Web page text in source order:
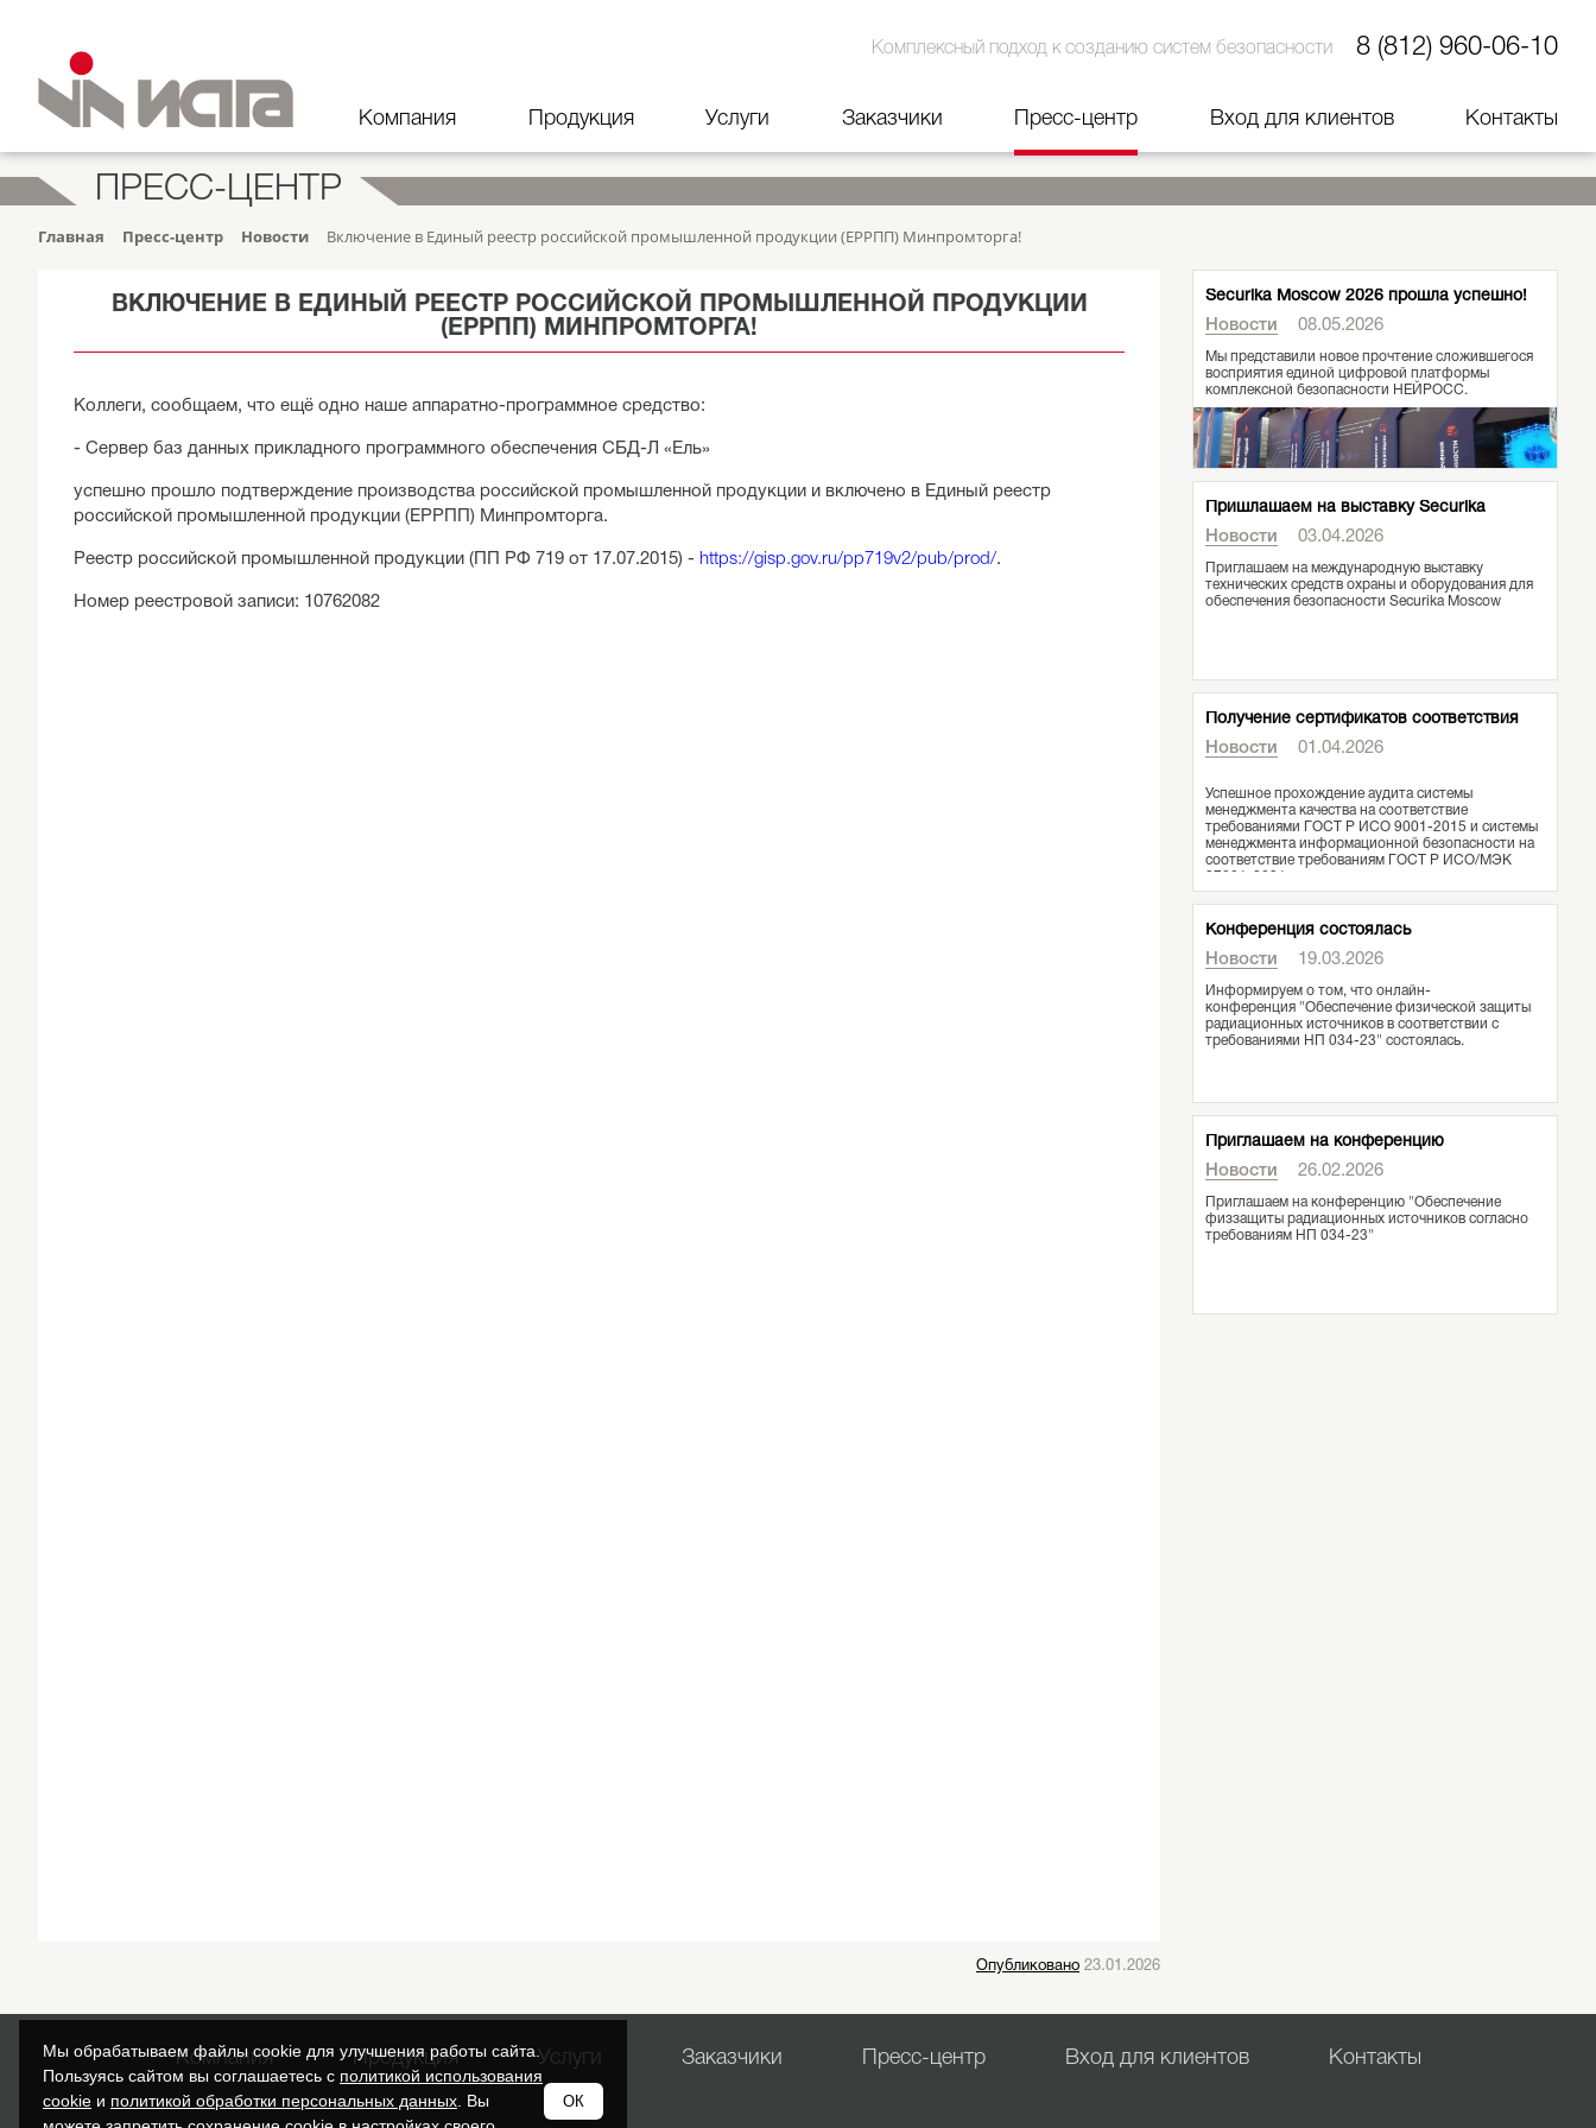
Комплексный подход к созданию систем безопасности 8 (812) 960-06-10
Компания Продукция Услуги Заказчики Пресс-центр Вход для клиентов Контакты
ПРЕСС-ЦЕНТР
Главная Пресс-центр Новости Включение в Единый реестр российской промышленной продукции (ЕРРПП) Минпромторга!
ВКЛЮЧЕНИЕ В ЕДИНЫЙ РЕЕСТР РОССИЙСКОЙ ПРОМЫШЛЕННОЙ ПРОДУКЦИИ
(ЕРРПП) МИНПРОМТОРГА!
Коллеги, сообщаем, что ещё одно наше аппаратно-программное средство:
- Сервер баз данных прикладного программного обеспечения СБД-Л «Ель»
успешно прошло подтверждение производства российской промышленной продукции и включено в Единый реестр
российской промышленной продукции (ЕРРПП) Минпромторга.
Реестр российской промышленной продукции (ПП РФ 719 от 17.07.2015) - https://gisp.gov.ru/pp719v2/pub/prod/.
Номер реестровой записи: 10762082
Опубликовано 23.01.2026
Securika Moscow 2026 прошла успешно!
Новости 08.05.2026
Мы представили новое прочтение сложившегося
восприятия единой цифровой платформы
комплексной безопасности НЕЙРОСС.
Пришлашаем на выставку Securika
Новости 03.04.2026
Приглашаем на международную выставку
технических средств охраны и оборудования для
обеспечения безопасности Securika Moscow
Получение сертификатов соответствия
Новости 01.04.2026
Успешное прохождение аудита системы
менеджмента качества на соответствие
требованиями ГОСТ Р ИСО 9001-2015 и системы
менеджмента информационной безопасности на
соответствие требованиям ГОСТ Р ИСО/МЭК
Конференция состоялась
Новости 19.03.2026
Информируем о том, что онлайн-
конференция "Обеспечение физической защиты
радиационных источников в соответствии с
требованиями НП 034-23" состоялась.
Приглашаем на конференцию
Новости 26.02.2026
Приглашаем на конференцию "Обеспечение
физзащиты радиационных источников согласно
требованиям НП 034-23"
Компания Продукция Услуги Заказчики Пресс-центр Вход для клиентов Контакты
Мы обрабатываем файлы cookie для улучшения работы сайта.
Пользуясь сайтом вы соглашаетесь с политикой использования
cookie и политикой обработки персональных данных . Вы
ОК